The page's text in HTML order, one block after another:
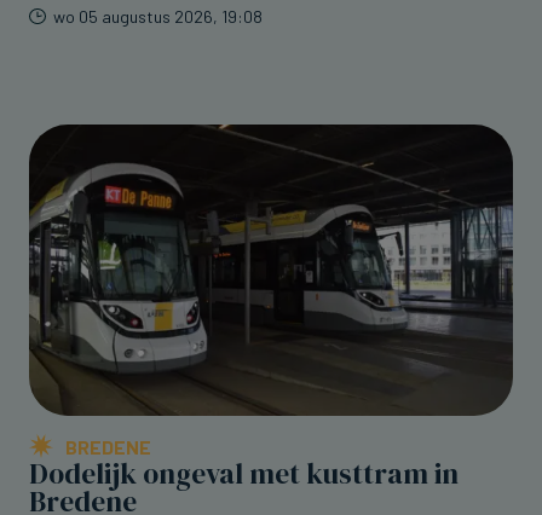
wo 05 augustus 2026, 19:08
BREDENE
Dodelijk ongeval met kusttram in
Bredene